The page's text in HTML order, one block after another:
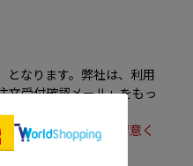
となります。弊社は、利用
文受付確認メール」をもっ
す。
おりませんので、ご留意く